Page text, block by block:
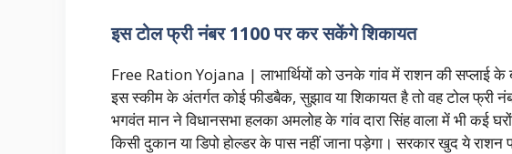
इस टोल फ्री नंबर 1100 पर कर सकेंगे शिकायत
Free Ration Yojana | लाभार्थियों को उनके गांव में राशन की सप्लाई के
इस स्कीम के अंतर्गत कोई फीडबैक, सुझाव या शिकायत है तो वह टोल फ्री
भगवंत मान ने विधानसभा हलका अमलोह के गांव दारा सिंह वाला में भी कई
किसी दुकान या डिपो होल्डर के पास नहीं जाना पड़ेगा। सरकार खुद येराशन